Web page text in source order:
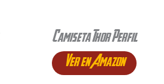
Camiseta Thor Perfil
Ver en Amazon